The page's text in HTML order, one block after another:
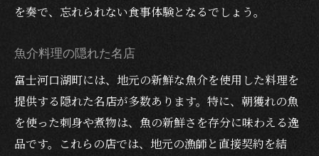
を奏で、忘れられない食事体験となるでしょう。
魚介料理の隠れた名店
富士河口湖町には、地元の新鮮な魚介を使用した料理を
提供する隠れた名店が多数あります。特に、朝獲れの魚
を使った刺身や煮物は、魚の新鮮さを存分に味わえる逸
品です。これらの店では、地元の漁師と直接契約を結